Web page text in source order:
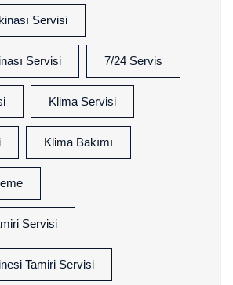
Servisi
Servisi 7/24 Servis
Klima Servisi
Klima Bakımı
Servisi
Tamiri Servisi